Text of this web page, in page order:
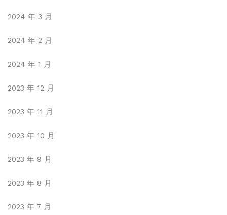
2024 年 3 月
2024 年 2 月
2024 年 1 月
2023 年 12 月
2023 年 11 月
2023 年 10 月
2023 年 9 月
2023 年 8 月
2023 年 7 月